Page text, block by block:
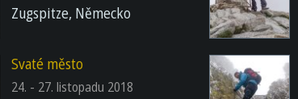
Zugspitze, Německo
Svaté město
24. - 27. listopadu 2018